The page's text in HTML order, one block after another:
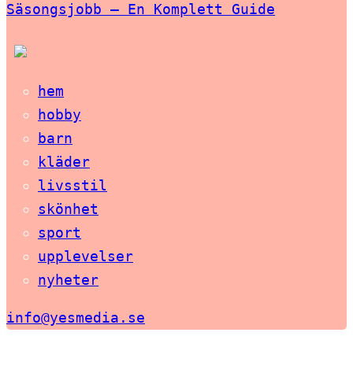
Säsongsjobb – En Komplett Guide
hem
hobby
barn
kläder
livsstil
skönhet
sport
upplevelser
nyheter
info@yesmedia.se